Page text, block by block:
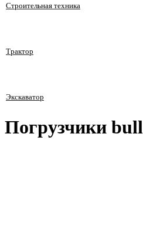
Строительная техника
Трактор
Экскаватор
Погрузчики bull